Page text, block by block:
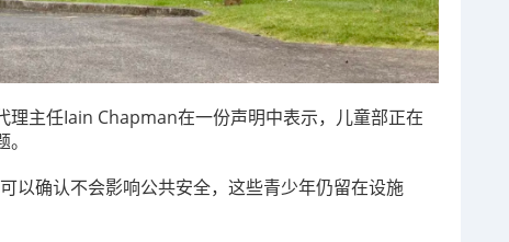
理主任Iain Chapman在一份声明中表示，儿童部正在
以确认不会影响公共安全，这些青少年仍留在设施